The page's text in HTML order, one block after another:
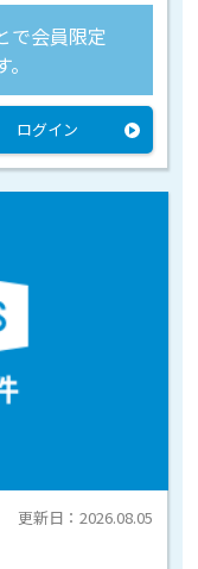
で会員限定
ログイン
更新日：2026.08.05